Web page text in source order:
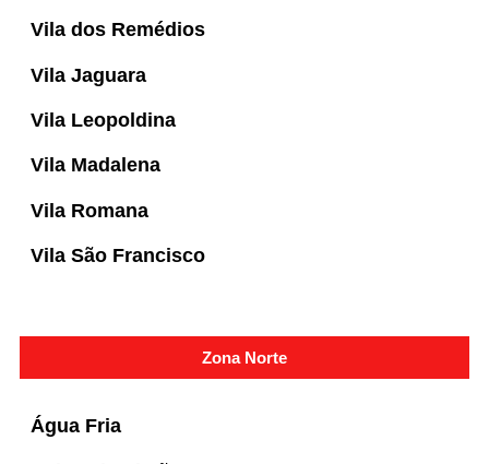
Vila dos Remédios
Vila Jaguara
Vila Leopoldina
Vila Madalena
Vila Romana
Vila São Francisco
Zona Norte
Água Fria